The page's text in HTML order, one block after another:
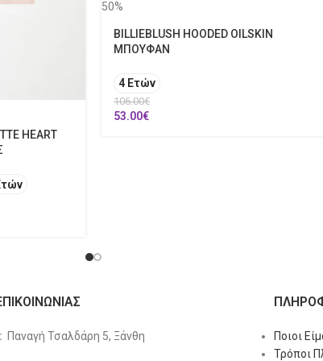
HEART
50%
BILLIEBLUSH HOODED OILSKIN
ΜΠΟΥΦΑΝ
4 Ετών
106.00€
53.00€
Παναγή Τσαλδάρη 5, Ξάνθη
Ποιοι
Τρόποι